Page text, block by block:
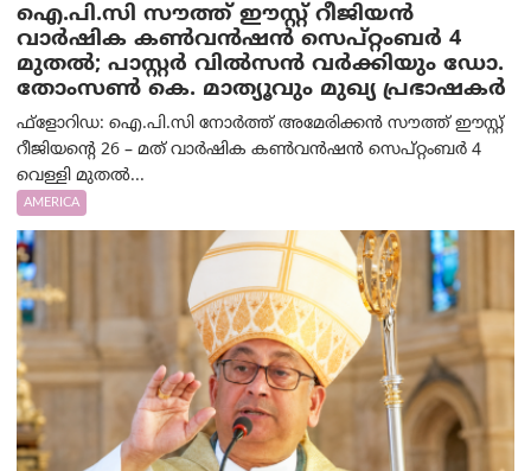
ഐ.പി.സി സൗത്ത് ഈസ്റ്റ് റീജിയൻ
വാർഷിക കൺവൻഷൻ സെപ്റ്റംബർ 4
മുതൽ; പാസ്റ്റർ വിൽസൻ വർക്കിയും ഡോ.
തോംസൺ കെ. മാത്യൂവും മുഖ്യ പ്രഭാഷകർ
ഫ്ളോറിഡ: ഐ.പി.സി നോർത്ത് അമേരിക്കൻ സൗത്ത് ഈസ്റ്റ്
റീജിയന്റെ 26 – മത് വാർഷിക കൺവൻഷൻ സെപ്റ്റംബർ 4
വെള്ളി മുതൽ...
AMERICA